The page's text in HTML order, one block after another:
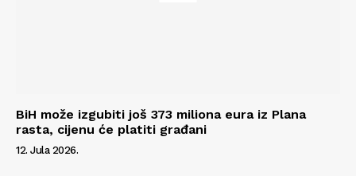
BiH može izgubiti još 373 miliona eura iz Plana
rasta, cijenu će platiti građani
12. Jula 2026.